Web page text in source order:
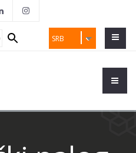
SRB